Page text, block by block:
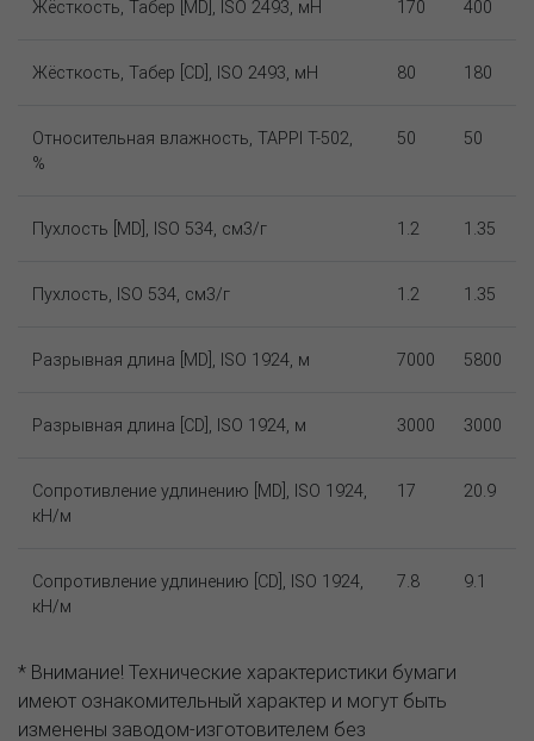
Жёсткость, Табер [MD], ISO 2493, мН 170 400
Жёсткость, Табер [CD], ISO 2493, мН 80 180
Относительная влажность, TAPPI T-502,
%
50 50
Пухлость [MD], ISO 534, см3/г 1.2 1.35
Пухлость, ISO 534, см3/г 1.2 1.35
Разрывная длина [MD], ISO 1924, м 7000 5800
Разрывная длина [CD], ISO 1924, м 3000 3000
Сопротивление удлинению [MD], ISO 1924,
кН/м
17 20.9
Сопротивление удлинению [CD], ISO 1924,
кН/м
7.8 9.1
* Внимание! Технические характеристики бумаги
имеют ознакомительный характер и могут быть
изменены заводом-изготовителем без